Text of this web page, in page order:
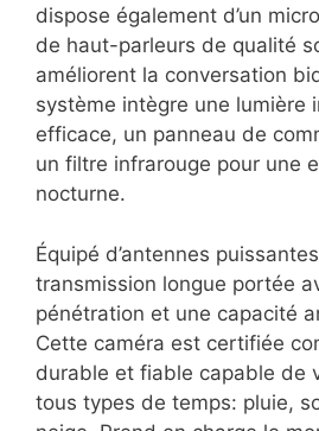
dispose également d’un
de haut-parleurs de qualité
améliorent la conversation
système intègre une lumière
efficace, un panneau de
un filtre infrarouge pour une
nocturne.
Équipé d’antennes
transmission longue portée
pénétration et une capacité
Cette caméra est certifiée
durable et fiable capable de
tous types de temps: pluie,